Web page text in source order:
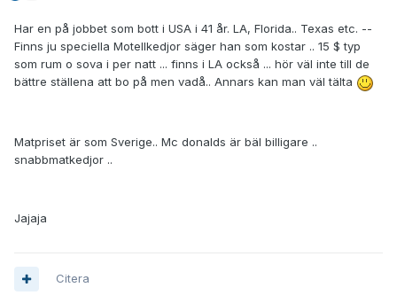
Har en på jobbet som bott i USA i 41 år. LA, Florida.. Texas etc. --
Finns ju speciella Motellkedjor säger han som kostar .. 15 $ typ
som rum o sova i per natt ... finns i LA också ... hör väl inte till de
bättre ställena att bo på men vadå.. Annars kan man väl tälta
Matpriset är som Sverige.. Mc donalds är bäl billigare ..
snabbmatkedjor ..
Jajaja
Citera